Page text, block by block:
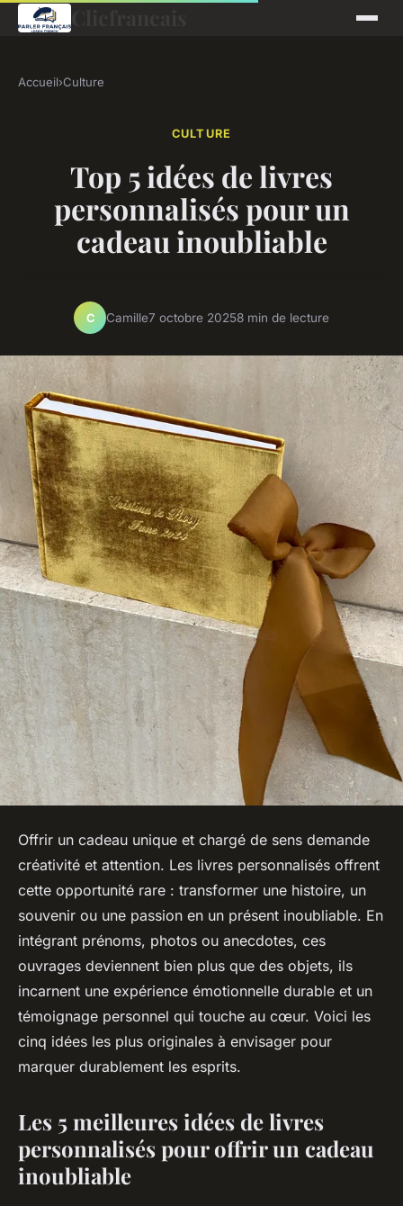
Clicfrancais
Accueil›Culture
CULTURE
Top 5 idées de livres
personnalisés pour un
cadeau inoubliable
C Camille7 octobre 20258 min de lecture
Offrir un cadeau unique et chargé de sens demande
créativité et attention. Les livres personnalisés offrent
cette opportunité rare : transformer une histoire, un
souvenir ou une passion en un présent inoubliable. En
intégrant prénoms, photos ou anecdotes, ces
ouvrages deviennent bien plus que des objets, ils
incarnent une expérience émotionnelle durable et un
témoignage personnel qui touche au cœur. Voici les
cinq idées les plus originales à envisager pour
marquer durablement les esprits.
Les 5 meilleures idées de livres
personnalisés pour offrir un cadeau
inoubliable